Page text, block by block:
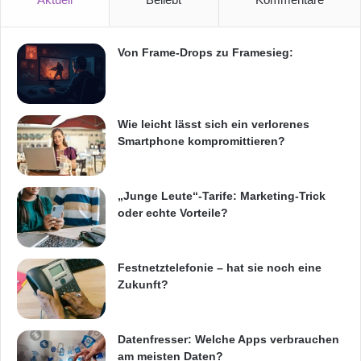
einem starken Fokus auf Innovation helfen wir
Posten Norge, seine Führungsposition weiter
auszubauen und zukünftige
Herausforderungen im Markt zu meistern. Wir
sind bestrebt, das Nutzenversprechen
umzusetzen, sodass diese langfristige
Beziehung von Erfolg gekrönt ist.“
Informationen zur Norwegischen Post
Posten Norge ist ein norwegischer Post- und
Logistikkonzern. Er übernimmt die Entwicklung
und Lieferung vollständiger Lösungen in den
Von Frame-Drops zu Framesieg:
Wie leicht lässt sich ein verlorenes
Smartphone kompromittieren?
„Junge Leute“-Tarife: Marketing-Trick
oder echte Vorteile?
Festnetztelefonie – hat sie noch eine
Zukunft?
Datenfresser: Welche Apps verbrauchen
am meisten Daten?